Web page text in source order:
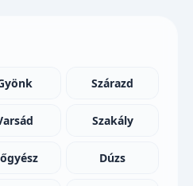
Szárazd
Szakály
Dúzs